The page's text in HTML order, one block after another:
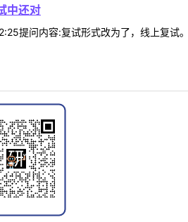
中还对
提问内容:复试形式改为了，线上复试